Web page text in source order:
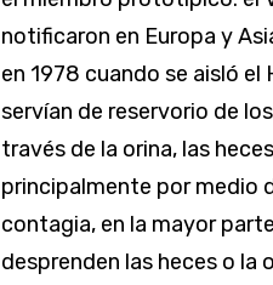
notificaron en Europa y
en 1978 cuando se aisló
servían de reservorio de
través de la orina, las
principalmente por medio
contagia, en la mayor
desprenden las heces o